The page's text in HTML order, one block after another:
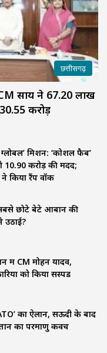
छत्तीसगढ़
साय ने 67.20 लाख
करोड़
मिशन: ‘कोशल फैब’
10.90 करोड़ की मदद;
किया रैंप वॉक
छोटे बेटे आबान की
उठाई?
में CM मोहन यादव,
को किया सस्पेंड
का ऐलान, सऊदी के बाद
का परमाणु कवच